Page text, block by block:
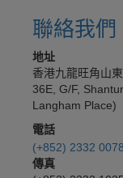
聯絡我們
地址
香港九龍旺角山
36E, G/F,
Langham Place)
電話
(+852) 2332 0078
傳真